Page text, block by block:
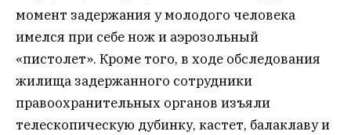
момент задержания у молодого человека
имелся при себе нож и аэрозольный
«пистолет». Кроме того, в ходе обследования
жилища задержанного сотрудники
правоохранительных органов изъяли
телескопическую дубинку, кастет, балаклаву и